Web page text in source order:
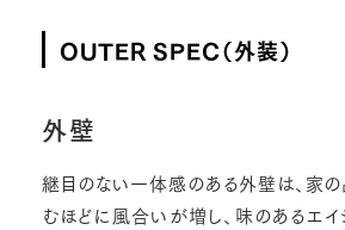
OUTER SPEC（外装）
外壁
継目のない一体感のある外壁は、家の
むほどに風合いが増し、味のあるエイ